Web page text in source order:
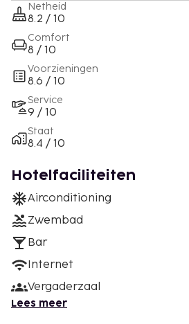
Netheid
8.2 / 10
Comfort
8 / 10
Voorzieningen
8.6 / 10
Service
9 / 10
Staat
8.4 / 10
Hotelfaciliteiten
Airconditioning
Zwembad
Bar
Internet
Vergaderzaal
Lees meer